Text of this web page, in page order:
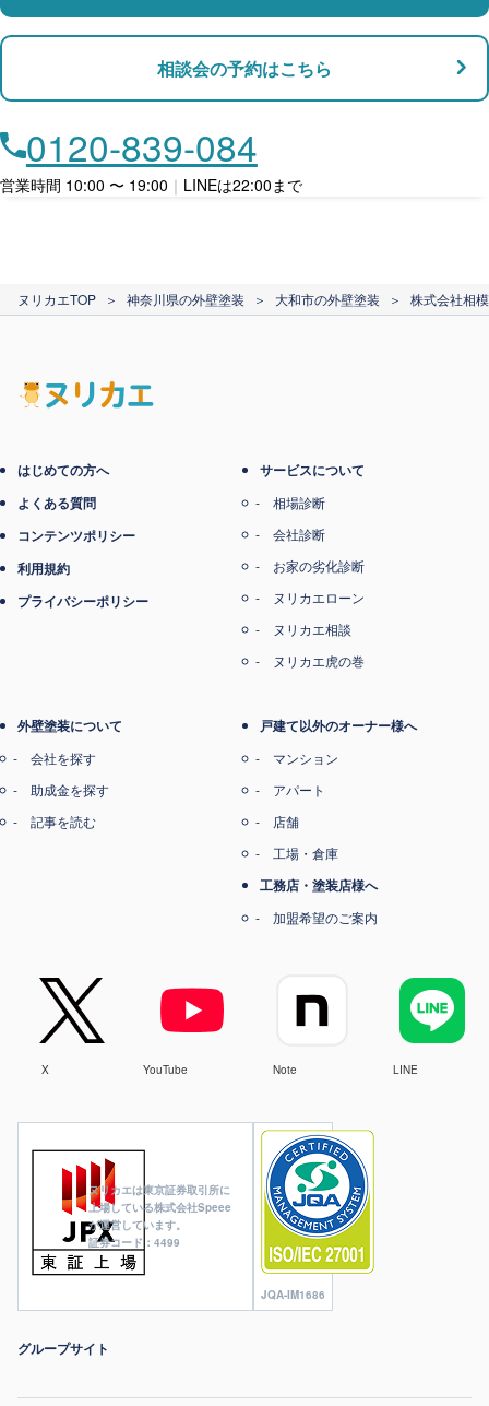
支払い対応
ローン利用
カード支払い
店舗・事務所対応
相談会の予約はこちら
0120-839-084
営業時間 10:00 〜 19:00 ｜ LINEは22:00まで
ヌリカエTOP ＞ 神奈川県の外壁塗装 ＞ 大和市の外壁塗装 ＞ 株式会社相
ヌリカエは東京証券取引所に
上場している株式会社Speee
が運営しています。
証券コード：4499
JQA-IM1686
はじめての方へ
よくある質問
コンテンツポリシー
利用規約
プライバシーポリシー
サービスについて
相場診断
会社診断
お家の劣化診断
ヌリカエローン
ヌリカエ相談
ヌリカエ虎の巻
外壁塗装について
会社を探す
助成金を探す
記事を読む
戸建て以外のオーナー様へ
マンション
アパート
店舗
工場・倉庫
工務店・塗装店様へ
加盟希望のご案内
X YouTube Note LINE
グループサイト